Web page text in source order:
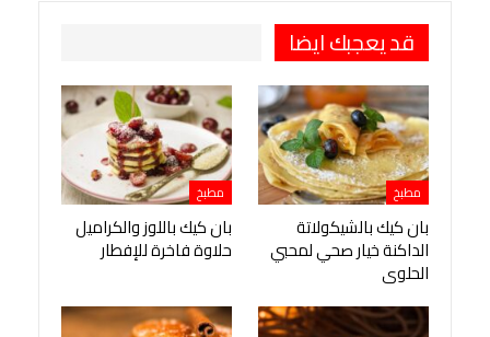
قد يعجبك ايضا
مطبخ
بان كيك بالشيكولاتة
الداكنة خيار صحي لمحبي
الحلوى
مطبخ
بان كيك باللوز والكراميل
حلاوة فاخرة للإفطار